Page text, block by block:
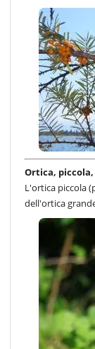
Ortica,
L'ortica piccola
dell'ortica